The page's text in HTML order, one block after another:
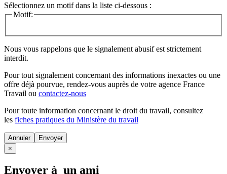
Sélectionnez un motif dans la liste ci-dessous :
Motif:
Nous vous rappelons que le signalement abusif est strictement
interdit.
Pour tout signalement concernant des informations inexactes ou une
offre déjà pourvue, rendez-vous auprès de votre agence France
Travail ou contactez-nous
Pour toute information concernant le droit du travail, consultez
les fiches pratiques du Ministère du travail
Annuler
×
Envoyer à un ami